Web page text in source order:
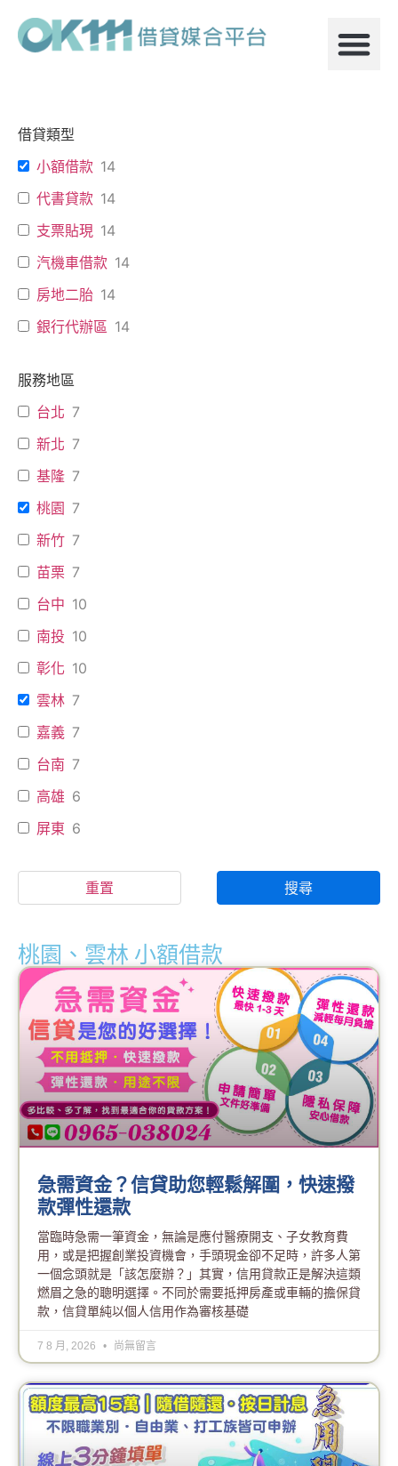
借貸類型
小額借款 14
代書貸款 14
支票貼現 14
汽機車借款 14
房地二胎 14
銀行代辦區 14
服務地區
台北 7
新北 7
基隆 7
桃園 7
新竹 7
苗栗 7
台中 10
南投 10
彰化 10
雲林 7
嘉義 7
台南 7
高雄 6
屏東 6
搜尋
重置
桃園、雲林 小額借款
急需資金？信貸助您輕鬆解圍，快速撥
款彈性還款
當臨時急需一筆資金，無論是應付醫療開支、子女教育費
用，或是把握創業投資機會，手頭現金卻不足時，許多人第
一個念頭就是「該怎麼辦？」其實，信用貸款正是解決這類
燃眉之急的聰明選擇。不同於需要抵押房產或車輛的擔保貸
款，信貸單純以個人信用作為審核基礎
7 8 月, 2026 尚無留言